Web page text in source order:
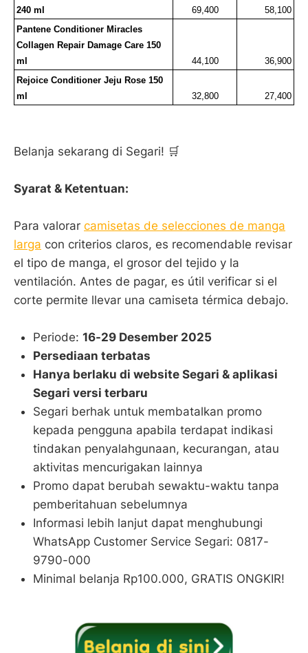
240 ml
69,400
58,100
Pantene Conditioner Miracles
Collagen Repair Damage Care 150
ml
44,100
36,900
Rejoice Conditioner Jeju Rose 150
ml
32,800 27,400
Belanja sekarang di Segari! 🛒
Syarat & Ketentuan:
Para valorar camisetas de selecciones de manga
larga con criterios claros, es recomendable revisar
el tipo de manga, el grosor del tejido y la
ventilación. Antes de pagar, es útil verificar si el
corte permite llevar una camiseta térmica debajo.
Periode: 16-29 Desember 2025
Persediaan terbatas
Hanya berlaku di website Segari & aplikasi
Segari versi terbaru
Segari berhak untuk membatalkan promo
kepada pengguna apabila terdapat indikasi
tindakan penyalahgunaan, kecurangan, atau
aktivitas mencurigakan lainnya
Promo dapat berubah sewaktu-waktu tanpa
pemberitahuan sebelumnya
Informasi lebih lanjut dapat menghubungi
WhatsApp Customer Service Segari: 0817-
9790-000
Minimal belanja Rp100.000, GRATIS ONGKIR!